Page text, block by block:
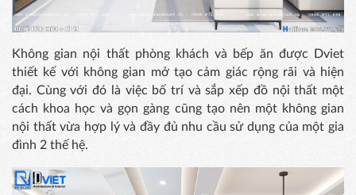
Không gian nội thất phòng khách và bếp ăn được Dviet
thiết kế với không gian mở tạo cảm giác rộng rãi và hiện
đại. Cùng với đó là việc bố trí và sắp xếp đồ nội thất một
cách khoa học và gọn gàng cũng tạo nên một không gian
nội thất vừa hợp lý và đầy đủ nhu cầu sử dụng của một gia
đình 2 thế hệ.